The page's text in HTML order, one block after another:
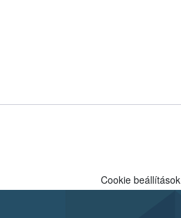
Cookie beállítások